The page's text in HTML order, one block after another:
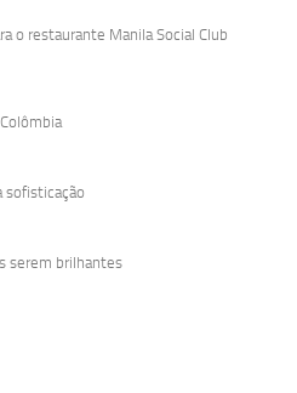
o restaurante Manila Social Club
sofisticação
serem brilhantes